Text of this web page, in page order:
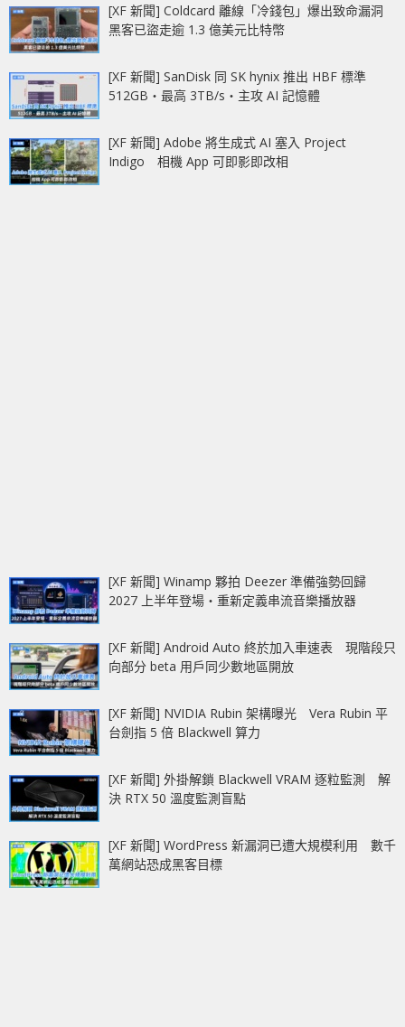
[XF 新聞] Coldcard 離線「冷錢包」爆出致命漏洞
黑客已盜走逾 1.3 億美元比特幣
[XF 新聞] SanDisk 同 SK hynix 推出 HBF 標準
512GB‧最高 3TB/s‧主攻 AI 記憶體
[XF 新聞] Adobe 將生成式 AI 塞入 Project
Indigo 相機 App 可即影即改相
[XF 新聞] Winamp 夥拍 Deezer 準備強勢回歸
2027 上半年登場‧重新定義串流音樂播放器
[XF 新聞] Android Auto 終於加入車速表 現階段只
向部分 beta 用戶同少數地區開放
[XF 新聞] NVIDIA Rubin 架構曝光 Vera Rubin 平
台劍指 5 倍 Blackwell 算力
[XF 新聞] 外掛解鎖 Blackwell VRAM 逐粒監測 解
決 RTX 50 溫度監測盲點
[XF 新聞] WordPress 新漏洞已遭大規模利用 數千
萬網站恐成黑客目標